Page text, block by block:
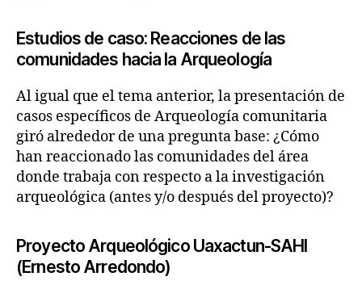
Estudios de caso: Reacciones de las
comunidades hacia la Arqueología
Al igual que el tema anterior, la presentación de
casos específicos de Arqueología comunitaria
giró alrededor de una pregunta base: ¿Cómo
han reaccionado las comunidades del área
donde trabaja con respecto a la investigación
arqueológica (antes y/o después del proyecto)?
Proyecto Arqueológico Uaxactun-SAHI
(Ernesto Arredondo)